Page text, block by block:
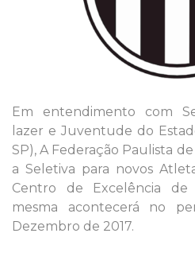
Em entendimento com
lazer e Juventude do
SP), A Federação Paulista
a Seletiva para novos
Centro de Excelência
mesma acontecerá no
Dezembro de 2017.